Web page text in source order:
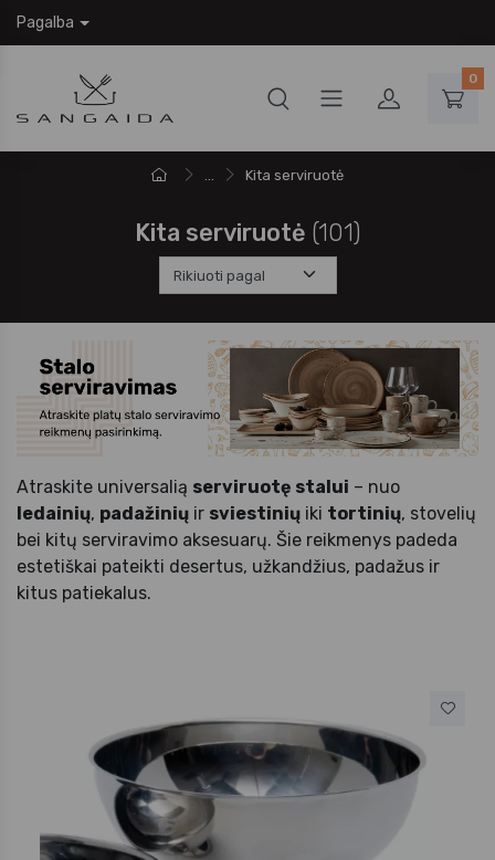
Pagalba
0
... Kita serviruotė
Kita serviruotė (101)
Atraskite universalią serviruotę stalui – nuo
ledainių, padažinių ir sviestinių iki tortinių, stovelių
bei kitų serviravimo aksesuarų. Šie reikmenys padeda
estetiškai pateikti desertus, užkandžius, padažus ir
kitus patiekalus.